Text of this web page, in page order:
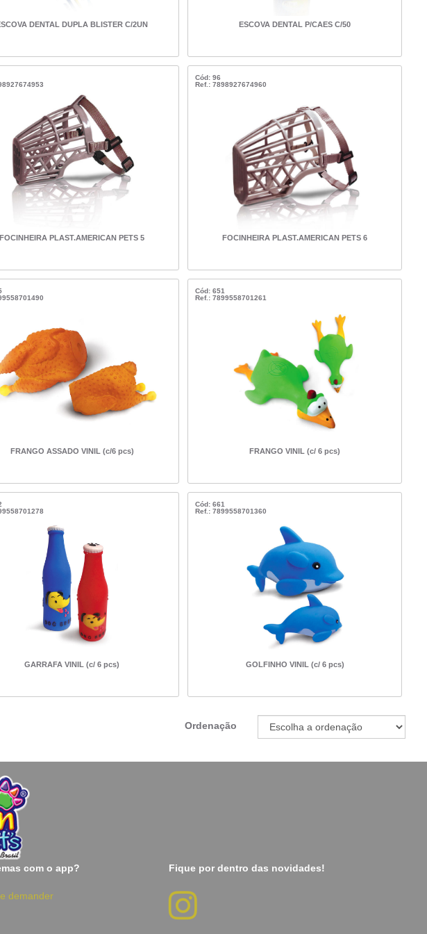
DENTAL DUPLA BLISTER C/2UN ESCOVA DENTAL P/CAES C/50
FOCINHEIRA PLAST.AMERICAN PETS 5
Cód: 96
Ref.: 7898927674960
FOCINHEIRA PLAST.AMERICAN PETS 6
FRANGO ASSADO VINIL (c/6 pcs)
Cód: 651
Ref.: 7899558701261
FRANGO VINIL (c/ 6 pcs)
GARRAFA VINIL (c/ 6 pcs)
Cód: 661
Ref.: 7899558701360
GOLFINHO VINIL (c/ 6 pcs)
Ordenação
com o app?
demander
Fique por dentro das novidades!